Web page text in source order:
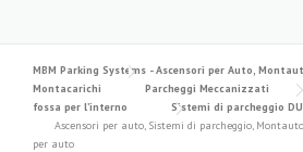
MBM Parking Systems - Ascensori per Auto,
Montacarichi
Parcheggi Meccanizzati
fossa per l’interno
Sistemi di parcheggio
Ascensori per auto, Sistemi di parcheggio,
per auto